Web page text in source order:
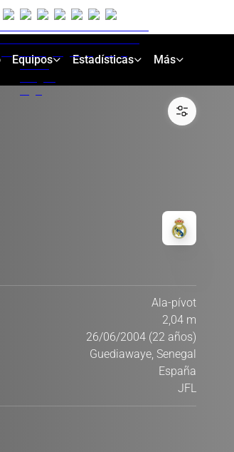
Equipos Estadísticas Más
Ala-pívot
2,04 m
26/06/2004 (22 años)
Guediawaye, Senegal
España
JFL